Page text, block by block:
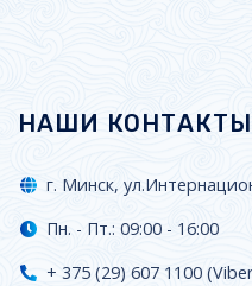
НАШИ КОНТАКТЫ
г. Минск,
Пн. - Пт.: 09:00 - 16:00
+ 375 (29) 607 1100